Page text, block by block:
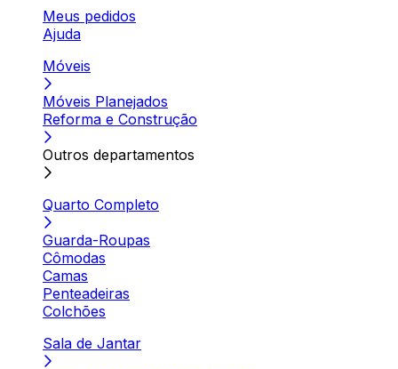
Meus pedidos
Ajuda
Móveis
Móveis Planejados
Reforma e Construção
Outros departamentos
Quarto Completo
Guarda-Roupas
Cômodas
Camas
Penteadeiras
Colchões
Sala de Jantar